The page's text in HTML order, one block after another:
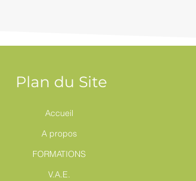
Plan du Site
Accueil
A propos
FORMATIONS
V.A.E.